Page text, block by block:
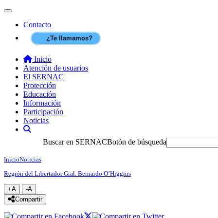
Contenido principal
Toggle navigation
Contacto
¿Te llamamos?
Inicio
Atención de usuarios
El SERNAC
Protección
Educación
Información
Participación
Noticias
Buscar en SERNACBotón de búsqueda
InicioNoticias
Región del Libertador Gral. Bernardo O’Higgins
+A
Agrandar texto
-A
Achicar texto
icono compartir
Compartir